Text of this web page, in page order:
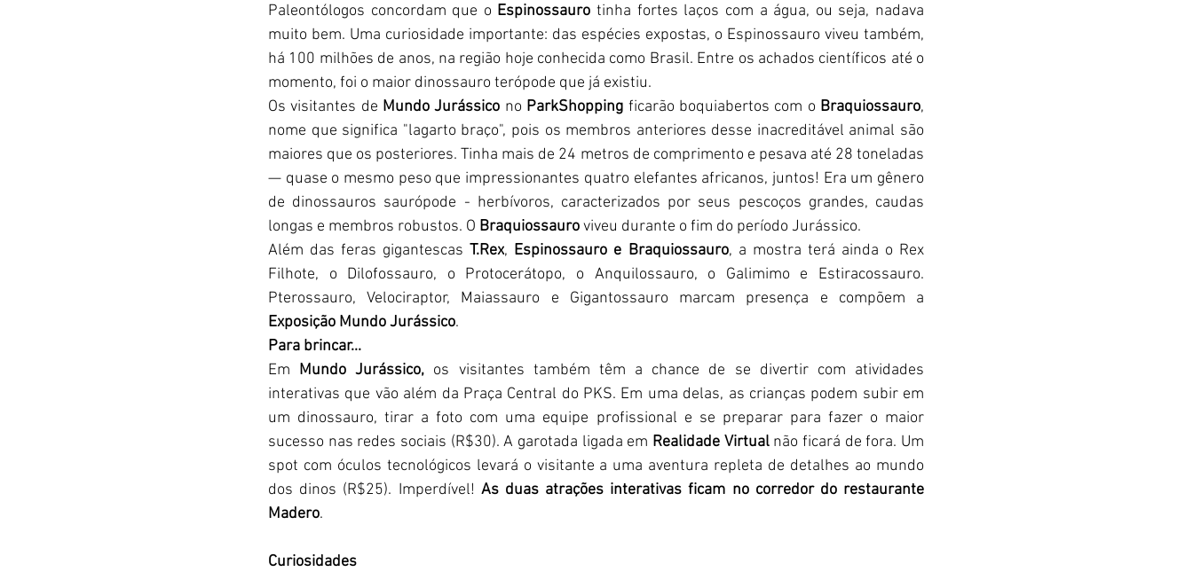
Paleontólogos concordam que o Espinossauro tinha fortes laços com a água, ou seja, nadava
muito bem. Uma curiosidade importante: das espécies expostas, o Espinossauro viveu também,
há 100 milhões de anos, na região hoje conhecida como Brasil. Entre os achados científicos até o
momento, foi o maior dinossauro terópode que já existiu.
Os visitantes de Mundo Jurássico no ParkShopping ficarão boquiabertos com o Braquiossauro,
nome que significa "lagarto braço", pois os membros anteriores desse inacreditável animal são
maiores que os posteriores. Tinha mais de 24 metros de comprimento e pesava até 28 toneladas
— quase o mesmo peso que impressionantes quatro elefantes africanos, juntos! Era um gênero
de dinossauros saurópode - herbívoros, caracterizados por seus pescoços grandes, caudas
longas e membros robustos. O Braquiossauro viveu durante o fim do período Jurássico.
Além das feras gigantescas T.Rex, Espinossauro e Braquiossauro, a mostra terá ainda o Rex
Filhote, o Dilofossauro, o Protocerátopo, o Anquilossauro, o Galimimo e Estiracossauro.
Exposição Mundo Jurássico.
Para brincar...
Em Mundo Jurássico, os visitantes também têm a chance de se divertir com atividades
interativas que vão além da Praça Central do PKS. Em uma delas, as crianças podem subir em
um dinossauro, tirar a foto com uma equipe profissional e se preparar para fazer o maior
sucesso nas redes sociais (R$30). A garotada ligada em Realidade Virtual não ficará de fora. Um
spot com óculos tecnológicos levará o visitante a uma aventura repleta de detalhes ao mundo
dos dinos (R$25). Imperdível! As duas atrações interativas ficam no corredor do restaurante
Madero.
Curiosidades